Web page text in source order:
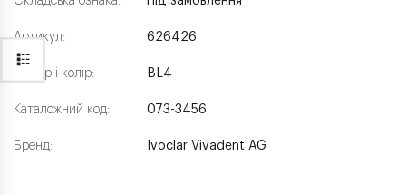
Артикул:
Розмір і колір:
Каталожний код:
Бренд:
626426
BL4
073-3456
Ivoclar Vivadent AG